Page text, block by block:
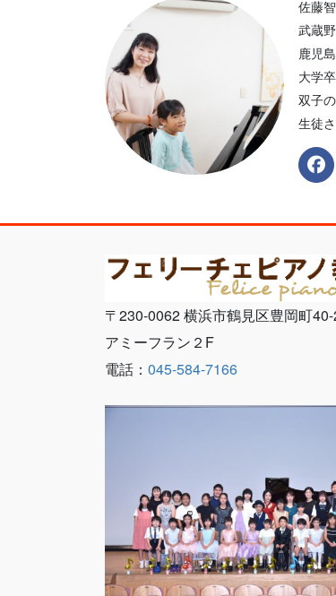
佐藤
武蔵
鹿児
大学
双子
生徒
〒230-0062 横浜市鶴見区豊岡町
アミーフラン２F
電話： 045-584-7166